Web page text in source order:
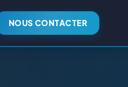
NOUS CONTACTER